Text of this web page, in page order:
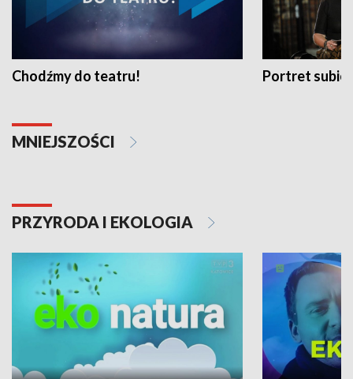
Chodźmy do teatru! Portret
MNIEJSZOŚCI
PRZYRODA I EKOLOGIA